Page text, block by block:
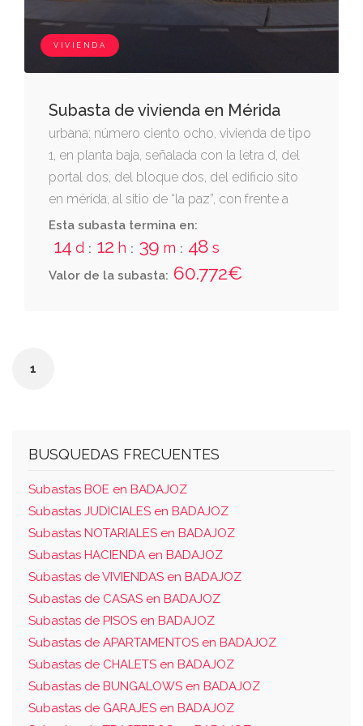
planta de sótano: 0,524 %. cuota en su
bloque: 3,35% calificada de v.p.o.
VIVIENDA
Subasta de vivienda en Mérida
urbana: número ciento ocho, vivienda de tipo
1, en planta baja, señalada con la letra d, del
portal dos, del bloque dos, del edificio sito
en mérida, al sitio de “la paz”, con frente a
calle innominada sin número, de 60,10 m2.
lleva como anejo vinculado la siguiente finca
con entrada a través de la rampa que parte
del vial 1: plaza de garaje en planta de sótano
Esta subasta termina en:
14 d : 12 h : 39 m : 48 s
Valor de la subasta: 60.772€
1
BUSQUEDAS FRECUENTES
Subastas BOE en BADAJOZ
Subastas JUDICIALES en BADAJOZ
Subastas NOTARIALES en BADAJOZ
Subastas HACIENDA en BADAJOZ
Subastas de VIVIENDAS en BADAJOZ
Subastas de CASAS en BADAJOZ
Subastas de PISOS en BADAJOZ
Subastas de APARTAMENTOS en BADAJOZ
Subastas de CHALETS en BADAJOZ
Subastas de BUNGALOWS en BADAJOZ
Subastas de GARAJES en BADAJOZ